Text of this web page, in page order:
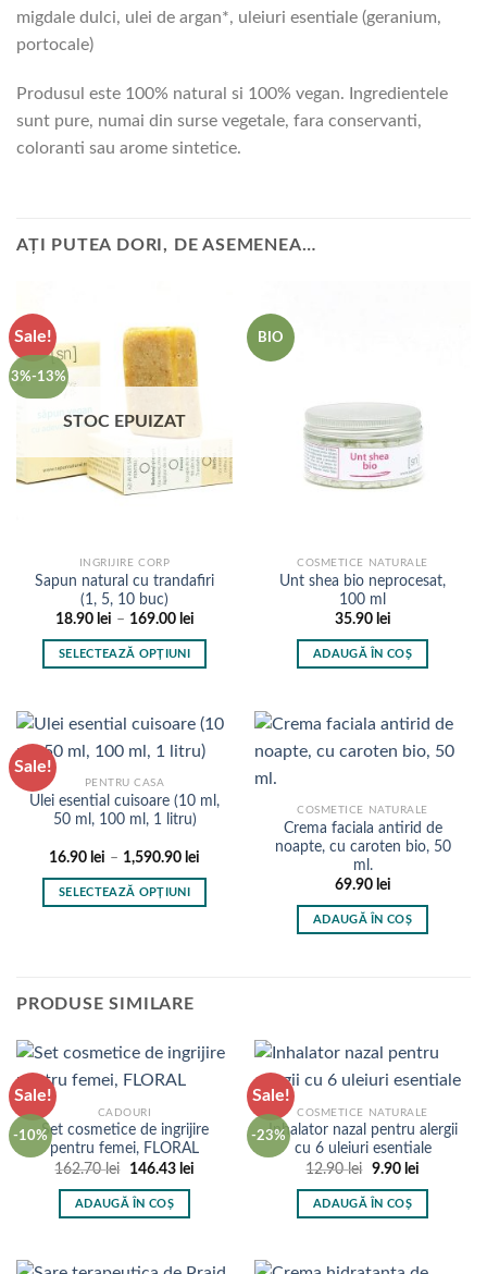
migdale dulci, ulei de argan*, uleiuri esentiale (geranium,
portocale)
Produsul este 100% natural si 100% vegan. Ingredientele
sunt pure, numai din surse vegetale, fara conservanti,
coloranti sau arome sintetice.
AȚI PUTEA DORI, DE ASEMENEA…
Sale!
3%-13%
STOC EPUIZAT
INGRIJIRE CORP
Sapun natural cu trandafiri
(1, 5, 10 buc)
18.90 lei – 169.00 leiInterval
SELECTEAZĂ OPȚIUNI
are
mai
variații.
Opțiunile
fi
alese
în
BIO
COSMETICE NATURALE
Unt shea bio neprocesat,
100 ml
35.90 lei
ADAUGĂ ÎN COȘ
Sale!
PENTRU CASA
Ulei esential cuisoare (10 ml,
50 ml, 100 ml, 1 litru)
16.90 lei – 1,590.90 lei
SELECTEAZĂ OPȚIUNI
multe
Opțiunile
pot
alese
în
pagina
produsului.
COSMETICE NATURALE
Crema faciala antirid de
noapte, cu caroten bio, 50
ml.
69.90 lei
ADAUGĂ ÎN COȘ
PRODUSE SIMILARE
Sale!
-10%
CADOURI
Set cosmetice de ingrijire
pentru femei, FLORAL
162.70lei
Prețul
a
fost:
146.43 leiPrețul
ADAUGĂ ÎN COȘ
Sale!
-23%
COSMETICE NATURALE
Inhalator nazal pentru alergii
cu 6 uleiuri esentiale
12.90lei
Prețul
a
fost:
9.90 leiPrețul
este:
ADAUGĂ ÎN COȘ